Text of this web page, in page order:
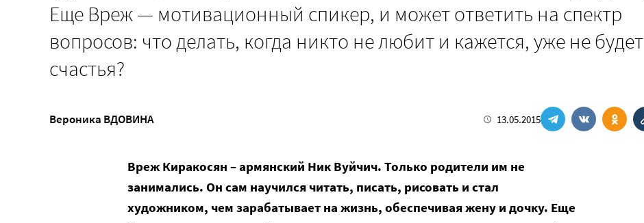
Еще Вреж — мотивационный спикер, и может ответить на спектр
вопросов: что делать, когда никто не любит и кажется, уже не будет
счастья?
Вероника ВДОВИНА 13.05.2015
Вреж Киракосян – армянский Ник Вуйчич. Только родители им не
занимались. Он сам научился читать, писать, рисовать и стал
художником, чем зарабатывает на жизнь, обеспечивая жену и дочку. Еще